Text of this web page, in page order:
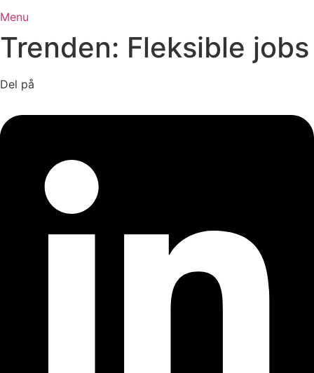
Menu
Trenden: Fleksible jobs
Del på